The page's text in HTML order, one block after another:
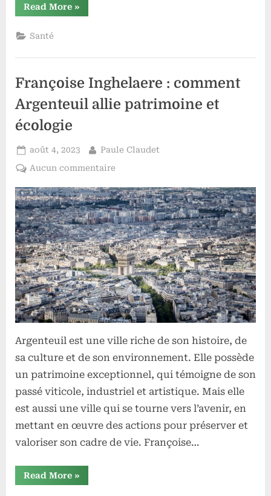
Read More“Médecine
du
»
Santé
Françoise Inghelaere : comment
Argenteuil allie patrimoine et
écologie
Posted
on
août 4, 2023 By
Paule Claudet
Aucun commentaire
Inghelaere
:
comment
Argenteuil
allie
patrimoine
et
écologie
Argenteuil est une ville riche de son histoire, de
sa culture et de son environnement. Elle possède
un patrimoine exceptionnel, qui témoigne de son
passé viticole, industriel et artistique. Mais elle
est aussi une ville qui se tourne vers l’avenir, en
mettant en œuvre des actions pour préserver et
valoriser son cadre de vie. Françoise…
Read More“Françoise
Inghelaere
»